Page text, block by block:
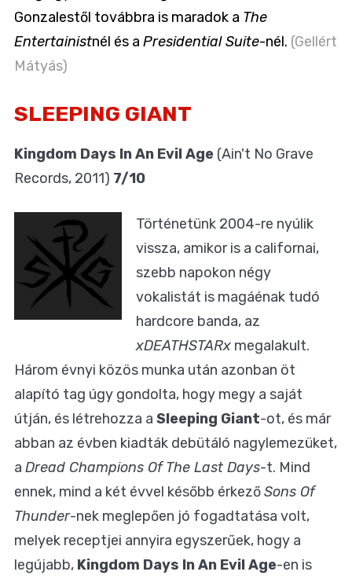
Gonzalestől továbbra is maradok a The
Entertainistnél és a Presidential Suite-nél. (Gellért
Mátyás)
SLEEPING GIANT
Kingdom Days In An Evil Age (Ain't No Grave
Records, 2011) 7/10
Történetünk 2004-re nyúlik
vissza, amikor is a californai,
szebb napokon négy
vokalistát is magáénak tudó
hardcore banda, az
xDEATHSTARx megalakult.
Három évnyi közös munka után azonban öt
alapító tag úgy gondolta, hogy megy a saját
útján, és létrehozza a Sleeping Giant-ot, és már
abban az évben kiadták debütáló nagylemezüket,
a Dread Champions Of The Last Days-t. Mind
ennek, mind a két évvel később érkezőSons Of
Thunder-nek meglepően jó fogadtatása volt,
melyek receptjei annyira egyszerűek, hogy a
legújabb, Kingdom Days In An Evil Age-en is